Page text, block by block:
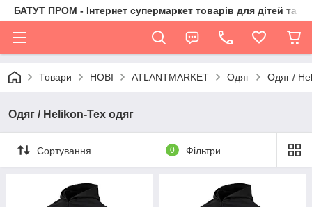
БАТУТ ПРОМ - Інтернет супермаркет товарів для дітей та їх
Товари НОВІ ATLANTMARKET Одяг Одяг /
Одяг / Helikon-Tex одяг
Сортування 0 Фільтри